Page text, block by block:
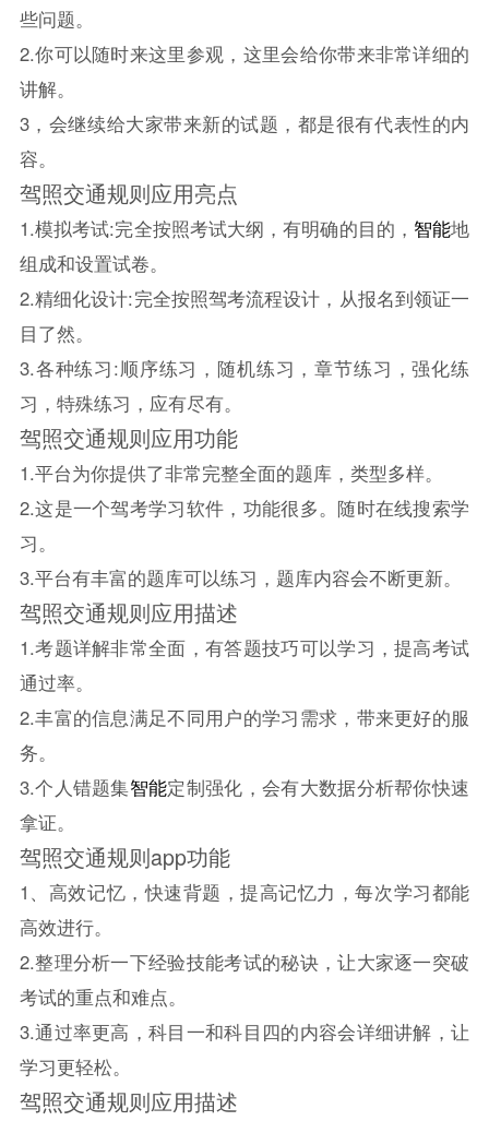
些问题。
2.你可以随时来这里参观，这里会给你带来非常详细的
讲解。
3，会继续给大家带来新的试题，都是很有代表性的内
容。
驾照交通规则应用亮点
1.模拟考试:完全按照考试大纲，有明确的目的， 智能地
组成和设置试卷。
2.精细化设计:完全按照驾考流程设计，从报名到领证一
目了然。
3.各种练习:顺序练习，随机练习，章节练习，强化练
习，特殊练习，应有尽有。
驾照交通规则应用功能
1.平台为你提供了非常完整全面的题库，类型多样。
2.这是一个驾考学习软件，功能很多。随时在线搜索学
习。
3.平台有丰富的题库可以练习，题库内容会不断更新。
驾照交通规则应用描述
1.考题详解非常全面，有答题技巧可以学习，提高考试
通过率。
2.丰富的信息满足不同用户的学习需求，带来更好的服
务。
3.个人错题集智能定制强化，会有大数据分析帮你快速
拿证。
驾照交通规则app功能
1、高效记忆，快速背题，提高记忆力，每次学习都能
高效进行。
2.整理分析一下经验技能考试的秘诀，让大家逐一突破
考试的重点和难点。
3.通过率更高，科目一和科目四的内容会详细讲解，让
学习更轻松。
驾照交通规则应用描述